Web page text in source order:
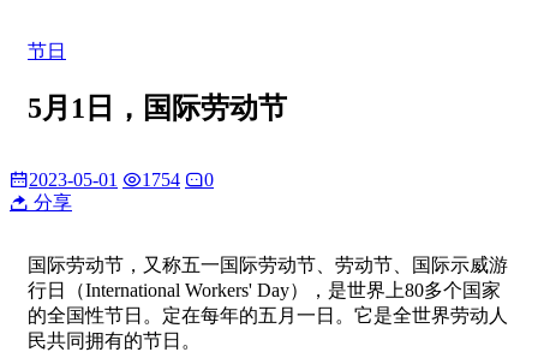
节日
5月1日，国际劳动节
2023-05-01 1754
0
分享
国际劳动节，又称五一国际劳动节、劳动节、国际示威游
行日（International Workers' Day），是世界上80多个国家
的全国性节日。定在每年的五月一日。它是全世界劳动人
民共同拥有的节日。